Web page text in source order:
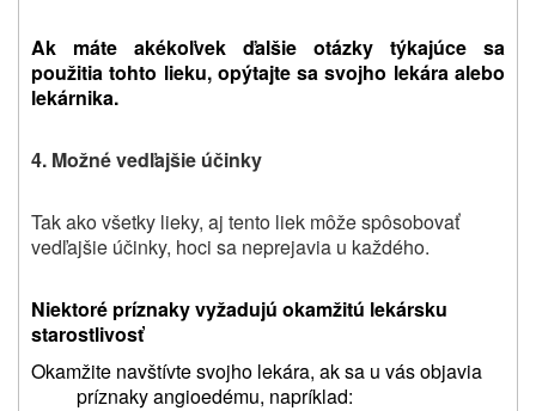
Ak máte akékoľvek ďalšie otázky týkajúce sa
použitia tohto lieku, opýtajte sa svojho lekára alebo
lekárnika.
4. Možné vedľajšie účinky
Tak ako všetky lieky, aj tento liek môže spôsobovať
vedľajšie účinky, hoci sa neprejavia u každého.
Niektoré príznaky vyžadujú okamžitú lekársku
starostlivosť
Okamžite navštívte svojho lekára, ak sa u vás objavia
príznaky angioedému, napríklad: